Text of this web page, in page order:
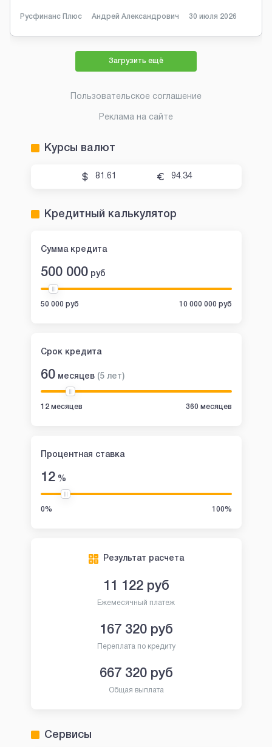
Русфинанс Плюс Андрей Александрович 30 июля 2026
Загрузить ещё
Пользовательское соглашение
Реклама на сайте
Курсы валют
81.61 94.34
Кредитный калькулятор
Сумма кредита
500 000 руб
50 000 руб 10 000 000 руб
Срок кредита
60 месяцев (5 лет)
12 месяцев 360 месяцев
Процентная ставка
12%
0% 100%
Результат расчета
11 122руб
Ежемесячный платеж
167 320руб
Переплата по кредиту
667 320руб
Общая выплата
Сервисы